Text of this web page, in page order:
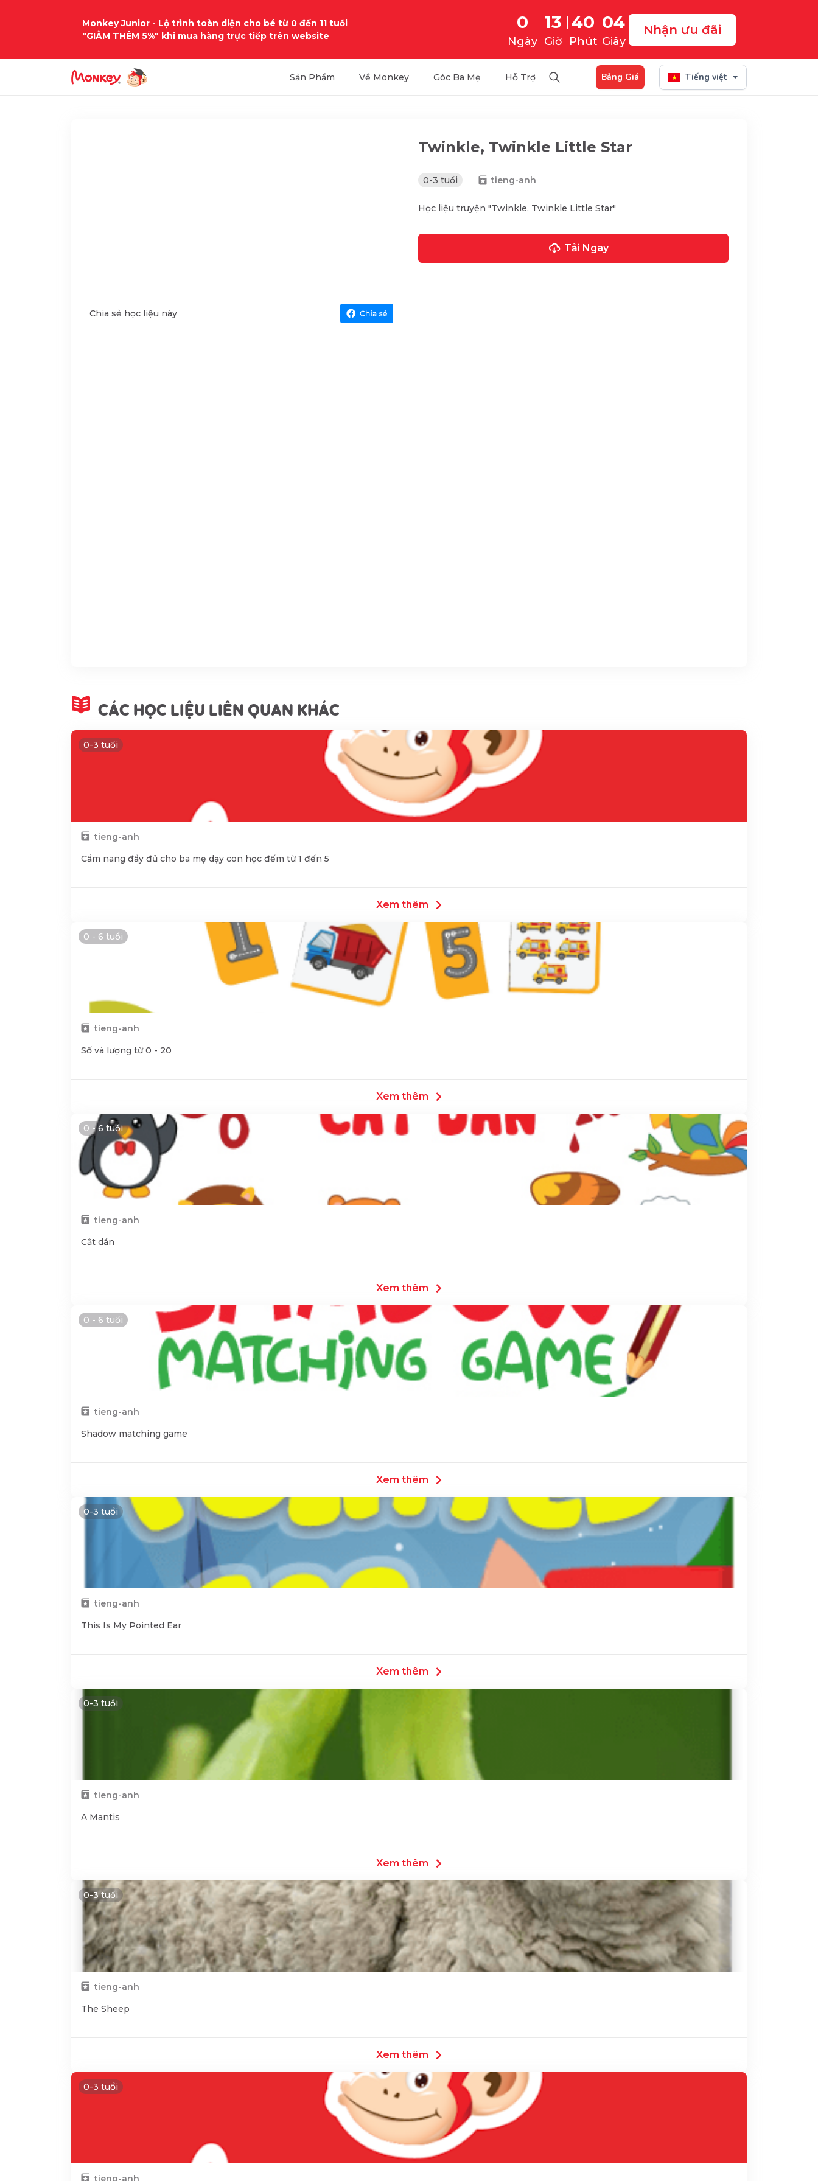
Monkey Junior - Lộ trình toàn diện cho bé từ 0 đến 11 tuổi
"GIẢM THÊM 5%" khi mua hàng trực tiếp trên website
0
Ngày
13
Giờ
40
Phút
03
Giây
Nhận ưu đãi
Sản Phẩm Về Monkey Góc Ba Mẹ Hỗ Trợ Bảng Giá Tiếng việt
Trang chủ Học liệu
Chia sẻ học liệu này
Twinkle, Twinkle Little Star
0-3 tuổi tieng-anh
Học liệu truyện "Twinkle, Twinkle Little Star"
Tải Ngay
CÁC HỌC LIỆU LIÊN QUAN KHÁC
0-3 tuổi
tieng-anh
Cẩm nang đầy đủ cho ba mẹ dạy con học đếm từ 1 đến 5
Xem thêm
0 - 6 tuổi
tieng-anh
Số và lượng từ 0 - 20
Xem thêm
0 - 6 tuổi
tieng-anh
Cắt dán
Xem thêm
0 - 6 tuổi
tieng-anh
Shadow matching game
Xem thêm
0-3 tuổi
tieng-anh
This Is My Pointed Ear
Xem thêm
0-3 tuổi
tieng-anh
A Mantis
Xem thêm
0-3 tuổi
tieng-anh
The Sheep
Xem thêm
0-3 tuổi
tieng-anh